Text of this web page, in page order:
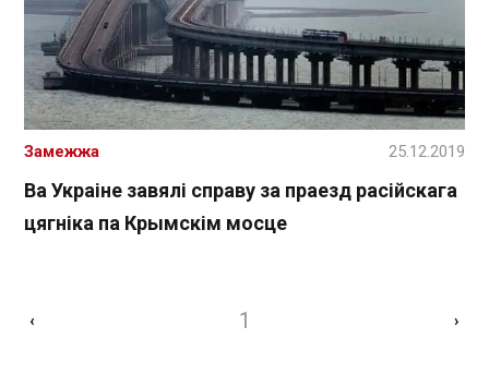
Ва Украіне завялі справу за праезд расійскага
цягніка па Крымскім мосце
Замежжа 25.12.2019
‹ 1 ›